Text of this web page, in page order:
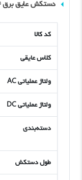
دستکش عایق برق ۴
کد کالا
کلاس عایقی
ولتاژ عملیاتی AC
ولتاژ عملیاتی DC
دسته‌بندی
طول دستکش